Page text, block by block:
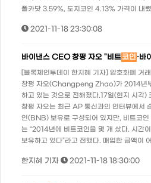
폴카닷 3.59%, 도지코인 4.13% 가격이 내
2021-11-18 23:30:08
바이낸스 CEO 창펑 자오 "비트코인 ·바
[블록체인투데이 한지혜 기자] 암호화폐
창펑 자오(Changpeng Zhao)가 2014년부
하고 있는 것으로 전해졌다.17일(현지 시각)
창펑 자오는 최근 AP 통신과의 인터뷰에서
인(BNB) 보유로 구성되어 있지만, 비트코인
는 “2014년에 비트코인을 몇 개 샀다. 시간
보유하고 있다”라고 전했다. 매입한 금액이
한지혜 기자 2021-11-18 18:30:00